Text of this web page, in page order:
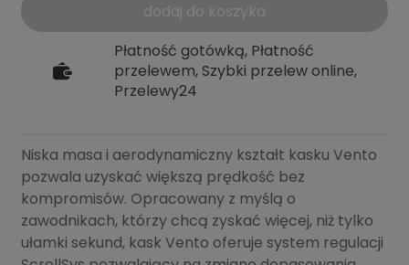
dodaj do koszyka
Płatność gotówką, Płatność
przelewem, Szybki przelew online,
Przelewy24
Niska masa i aerodynamiczny kształt kasku Vento
pozwala uzyskać większą prędkość bez
kompromisów. Opracowany z myślą o
zawodnikach, którzy chcą zyskać więcej, niż tylko
ułamki sekund, kask Vento oferuje system regulacji